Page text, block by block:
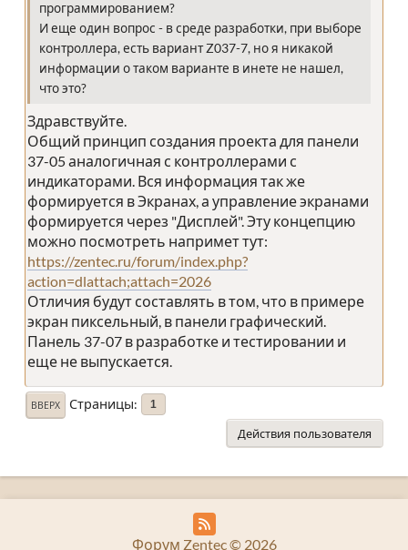
программированием?
И еще один вопрос - в среде разработки, при выборе
контроллера, есть вариант Z037-7, но я никакой
информации о таком варианте в инете не нашел,
что это?
Здравствуйте.
Общий принцип создания проекта для панели
37-05 аналогичная с контроллерами с
индикаторами. Вся информация так же
формируется в Экранах, а управление экранами
формируется через "Дисплей". Эту концепцию
можно посмотреть напримет тут:
https://zentec.ru/forum/index.php?
action=dlattach;attach=2026
Отличия будут составлять в том, что в примере
экран пиксельный, в панели графический.
Панель 37-07 в разработке и тестировании и
еще не выпускается.
ВВЕРХ Страницы 1
Действия пользователя
Форум Zentec © 2026